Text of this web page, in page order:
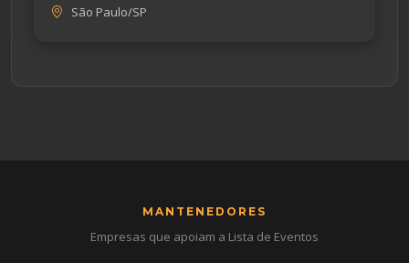
São Paulo/SP
MANTENEDORES
Empresas que apoiam a Lista de Eventos